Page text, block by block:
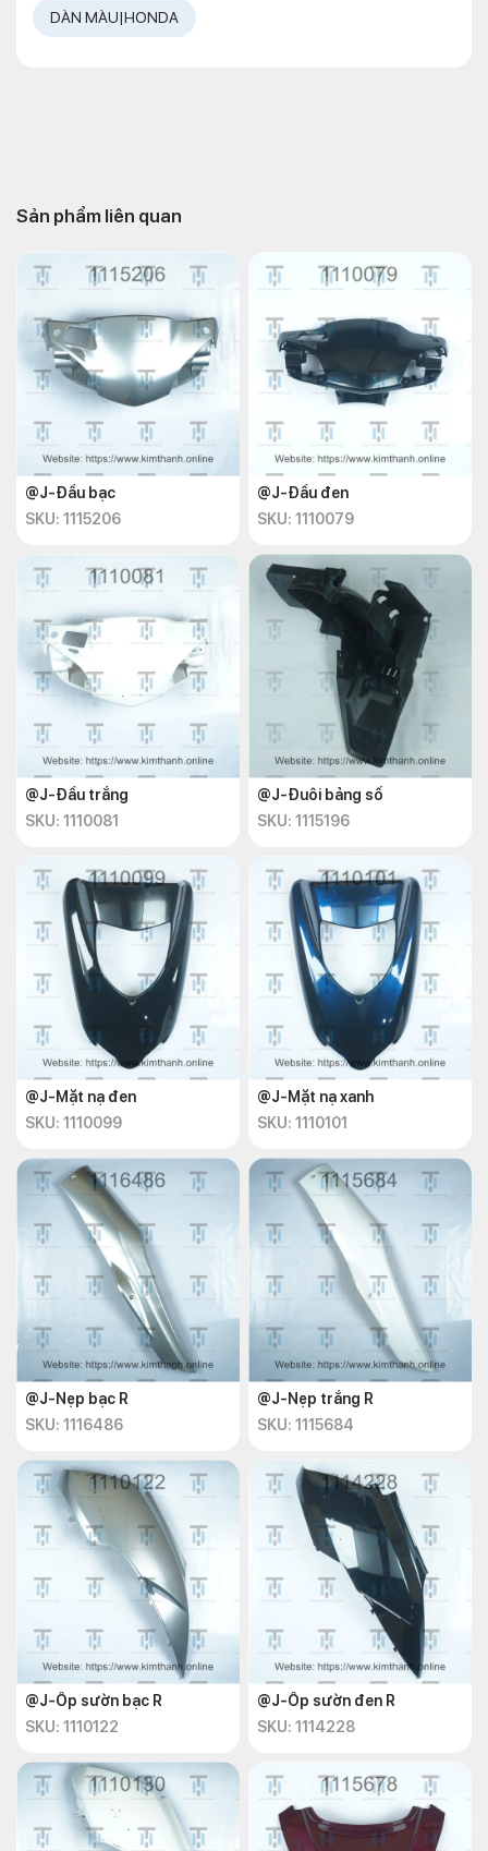
DÀN MÀU|HONDA
Sản phẩm liên quan
@J-Đầu bạc
SKU: 1115206
@J-Đầu đen
SKU: 1110079
@J-Đầu trắng
SKU: 1110081
@J-Đuôi bảng số
SKU: 1115196
@J-Mặt nạ đen
SKU: 1110099
@J-Mặt nạ xanh
SKU: 1110101
@J-Nẹp bạc R
SKU: 1116486
@J-Nẹp trắng R
SKU: 1115684
@J-Ốp sườn bạc R
SKU: 1110122
@J-Ốp sườn đen R
SKU: 1114228